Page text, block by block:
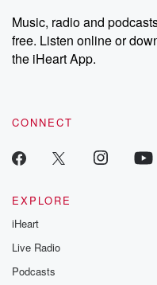
Music, radio and
free. Listen online or
the iHeart App.
CONNECT
EXPLORE
iHeart
Live Radio
Podcasts